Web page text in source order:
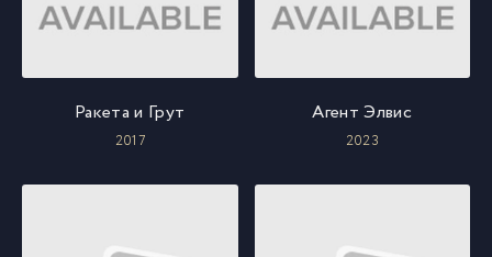
Ракета и Грут
2017
Агент Элвис
2023